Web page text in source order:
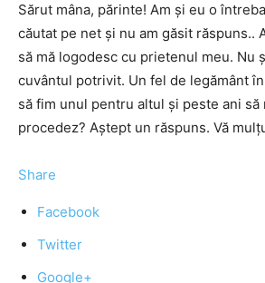
Sărut mâna, părinte! Am şi eu o
căutat pe net şi nu am găsit răspuns..
să mă logodesc cu prietenul meu. Nu
cuvântul potrivit. Un fel de legământ
să fim unul pentru altul şi peste ani să
procedez? Aştept un răspuns. Vă
Share
Facebook
Twitter
Google+